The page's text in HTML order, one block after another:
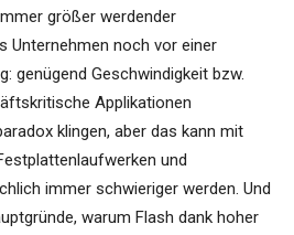
größer werdender
Unternehmen noch vor einer
genügend Geschwindigkeit bzw.
Applikationen
klingen, aber das kann mit
und
immer schwieriger werden. Und
warum Flash dank hoher